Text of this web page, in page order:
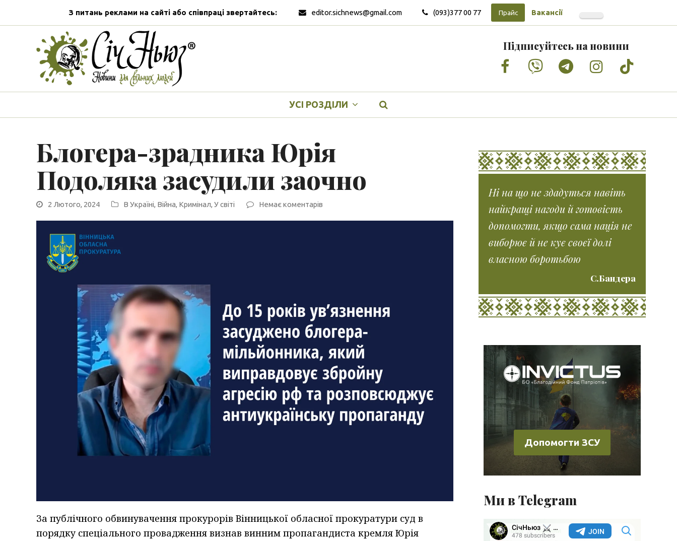
З питань реклами на сайті або співпраці звертайтесь: editor.sichnews@gmail.com (093)377 00 77 Прайс Вакансії
Підписуйтесь на новини
Facebook
VimeoTumblrInstagram
Tiktok
УСІ РОЗДІЛИ
Блогера-зрадника Юрія
Подоляка засудили заочно
2 Лютого, 2024 В Україні, Війна, Кримінал, У світі Немає коментарів
За публічного обвинувачення прокурорів Вінницької обласної прокуратури суд в
порядку спеціального провадження визнав винним пропагандиста кремля Юрія
Ні на що не здадуться навіть
найкращі нагоди й готовість
допомогти, якщо сама нація не
виборює й не кує своєї долі
власною боротьбою
С.Бандера
Допомогти ЗСУ
Ми в Telegram